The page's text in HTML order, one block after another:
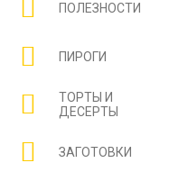
ПОЛЕЗНОСТИ
ПИРОГИ
ТОРТЫ И
ДЕСЕРТЫ
ЗАГОТОВКИ